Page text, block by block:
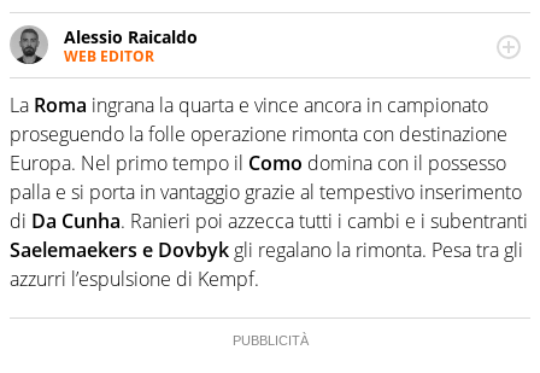
Alessio Raicaldo
WEB EDITOR
Un figlio che si chiama Diego e la tesi di laurea sugli stadi
di proprietà in Italia. Il calcio quale filo conduttore
irrinunciabile tra passione e professione. Per Virgilio
Sport indaga, approfondisce e scandaglia l'universo
mondo dello sport per antonomasia
La Roma ingrana la quarta e vince ancora in campionato
proseguendo la folle operazione rimonta con destinazione
Europa. Nel primo tempo il Como domina con il possesso
palla e si porta in vantaggio grazie al tempestivo inserimento
di Da Cunha. Ranieri poi azzecca tutti i cambi e i subentranti
Saelemaekers e Dovbyk gli regalano la rimonta. Pesa tra gli
azzurri l’espulsione di Kempf.